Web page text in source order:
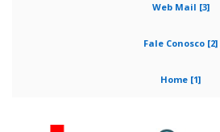
Web Mail [3]
Fale Conosco [2]
Home [1]